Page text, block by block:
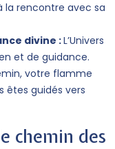
rencontre avec sa
divine :L’Univers
et de guidance.
votre flamme
êtes guidés vers
chemin des